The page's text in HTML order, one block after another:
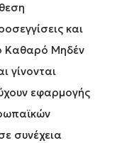
και
Καθαρό Μηδέν
γίνονται
εφαρμογής
συνέχεια